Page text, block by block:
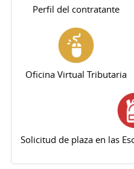
Perfil del contratante
Oficina Virtual Tributaria
Solicitud de plaza en las